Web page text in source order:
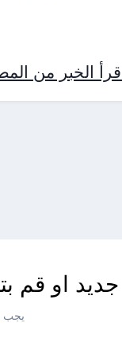
الخبر من
او قم
يجب